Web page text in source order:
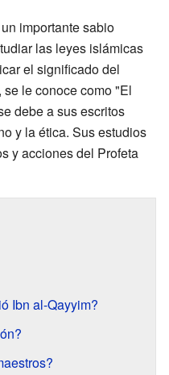
importante sabio
las leyes islámicas
el significado del
le conoce como "El
debe a sus escritos
y la ética. Sus estudios
y acciones del Profeta
Ibn al-Qayyim?